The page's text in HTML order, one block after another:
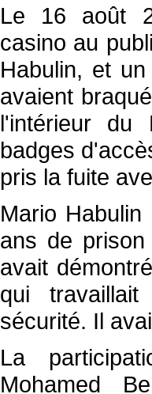
Le 16 août
casino au
Habulin, et
avaient
l'intérieur du
badges
pris la fuite
Mario
ans de
avait
qui
sécurité. Il
La
Mohamed